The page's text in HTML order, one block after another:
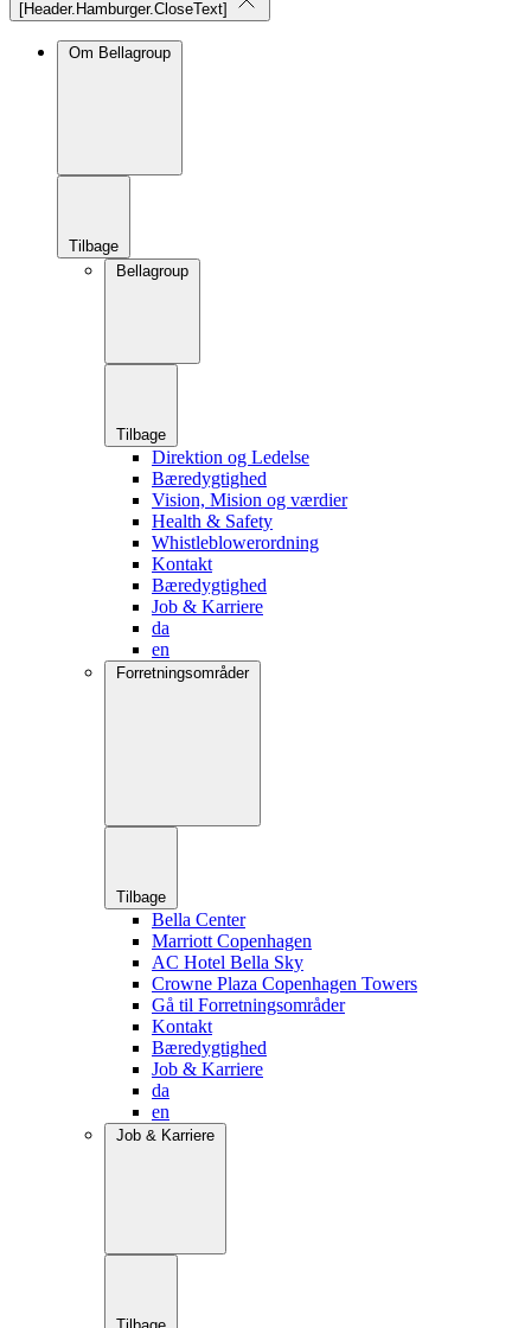
[Header.Hamburger.CloseText]
Om Bellagroup
Tilbage
Bellagroup
Tilbage
Direktion og Ledelse
Bæredygtighed
Vision, Mision og værdier
Health & Safety
Whistleblowerordning
Kontakt
Bæredygtighed
Job & Karriere
da
en
Forretningsområder
Tilbage
Bella Center
Marriott Copenhagen
AC Hotel Bella Sky
Crowne Plaza Copenhagen Towers
Gå til Forretningsområder
Kontakt
Bæredygtighed
Job & Karriere
da
en
Job & Karriere